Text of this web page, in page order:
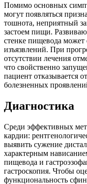
Помимо основных
могут появляться
тошнота, неприятный
застоем пищи.
стенке пищевода может
изъязвлений. При
отсутствии лечения
что свойственно
пациент отказывается
болезненных
Диагностика
Среди эффективных
кардии:
выявить сужение
характерным
пищевода и
гастроскопия. Чтобы
функциональность